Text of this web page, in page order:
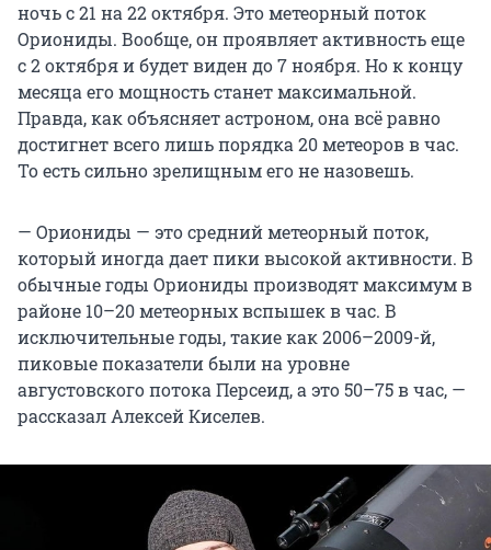
ночь с 21 на 22 октября. Это метеорный поток
Ориониды. Вообще, он проявляет активность еще
с 2 октября и будет виден до 7 ноября. Но к концу
месяца его мощность станет максимальной.
Правда, как объясняет астроном, она всё равно
достигнет всего лишь порядка 20 метеоров в час.
То есть сильно зрелищным его не назовешь.
— Ориониды — это средний метеорный поток,
который иногда дает пики высокой активности. В
обычные годы Ориониды производят максимум в
районе 10–20 метеорных вспышек в час. В
исключительные годы, такие как 2006–2009-й,
пиковые показатели были на уровне
августовского потока Персеид, а это 50–75 в час, —
рассказал Алексей Киселев.